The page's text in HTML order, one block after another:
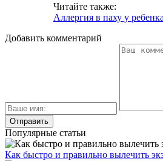
Читайте также:
Аллергия в паху у
Добавить комментарий
Популярные статьи
Как быстро и правильно вылечить